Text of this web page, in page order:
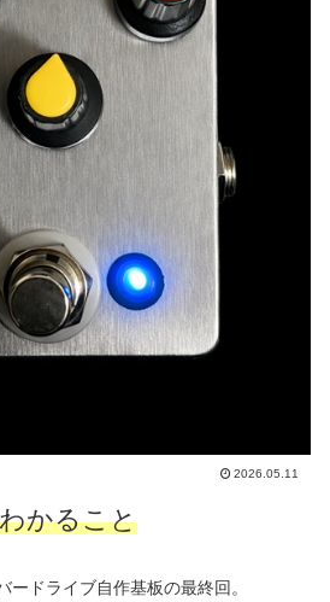
2026.05.11
かること
ードライブ自作基板の最終回。